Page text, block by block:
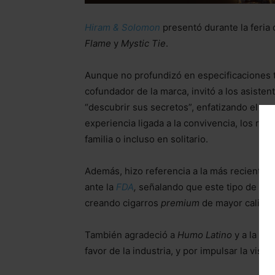
Hiram & Solomon presentó durante la feria
Flame y Mystic Tie.
Aunque no profundizó en especificaciones
cofundador de la marca, invitó a los
“descubrir sus secretos”, enfatizando el
experiencia ligada a la convivencia, los
familia o incluso en solitario.
Además, hizo referencia a la más reciente
ante la FDA, señalando que este tipo de
creando cigarros premium de mayor
También agradeció a Humo Latino y a la
favor de la industria, y por impulsar la